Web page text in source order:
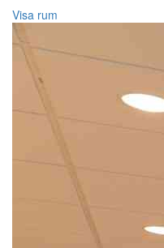
Visa rum